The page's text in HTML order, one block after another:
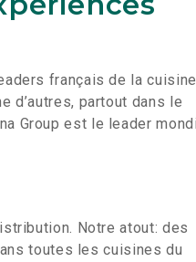
français de la cuisine
d’autres, partout dans le
Group est le leader
Notre atout: des
toutes les cuisines du